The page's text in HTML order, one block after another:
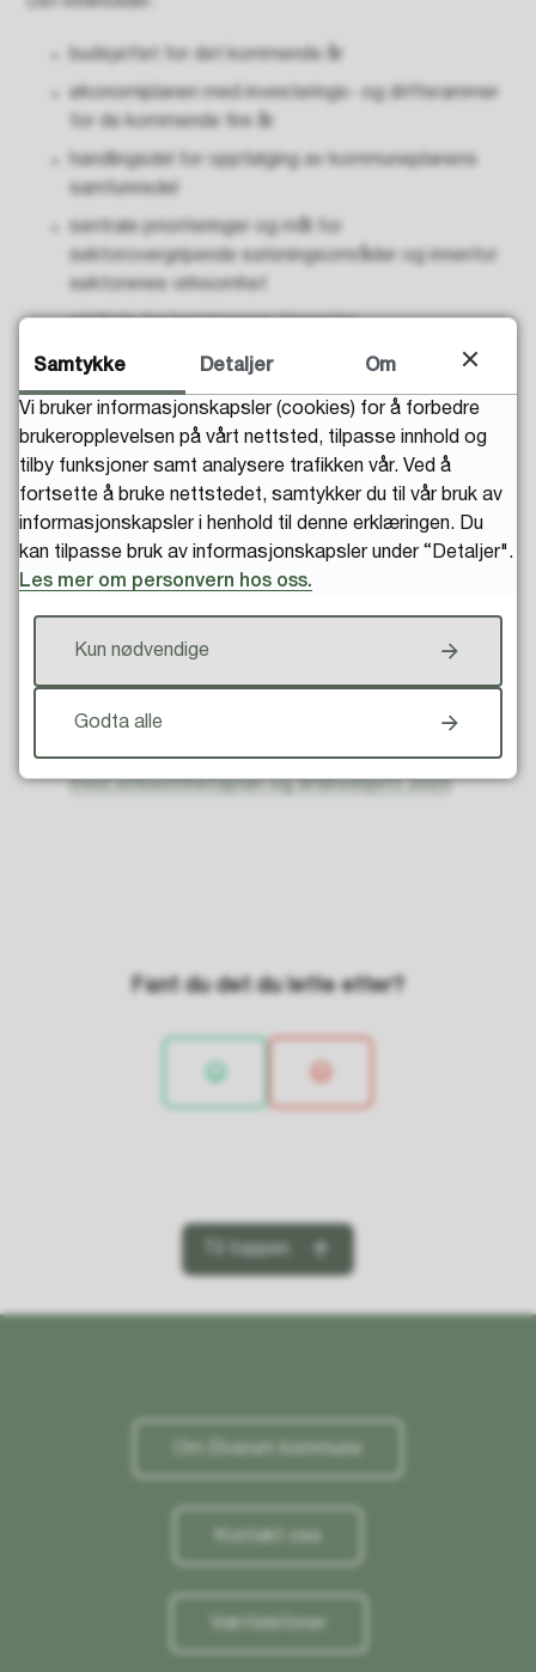
økonomiplanen med investerings- og driftsrammer
handlingsdel for oppfølging av kommuneplanens
sentrale prioriteringer og mål for
sektorenes virksomhet
prisliste for kommunens tjenester
Handlings- og økonomiplanen
for 2026 - 2029
Les handlings- og økonomiplanen 2026 -
2029 med virksomhetsplan og årsbudsjett
2026
Last ned og les handlings- og økonomiplanen 2026 -
Les handlings- og økonomiplanen 2025 - 2028
med virksomhetsplan og årsbudsjett 2025
Fant du det du lette etter?
Samtykke Detaljer Om
Vi bruker informasjonskapsler (cookies) for å forbedre
brukeropplevelsen på vårt nettsted, tilpasse innhold og
tilby funksjoner samt analysere trafikken vår. Ved å
fortsette å bruke nettstedet, samtykker du til vår bruk av
informasjonskapsler i henhold til denne erklæringen. Du
kan tilpasse bruk av informasjonskapsler under “Detaljer".
Les mer om personvern hos oss.
Kun nødvendige
Godta alle